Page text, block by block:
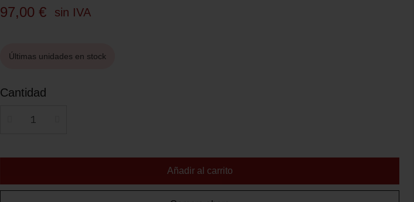
97,00 € sin IVA
Últimas unidades en stock
Cantidad
Añadir al carrito